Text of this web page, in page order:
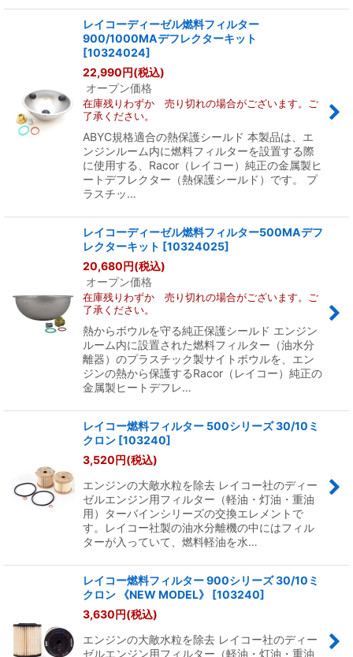
レイコーディーゼル燃料フィルター
900/1000MAデフレクターキット
[10324024]
22,990円(税込)
オープン価格
在庫残りわずか 売り切れの場合がございます。ご
了承ください。
ABYC規格適合の熱保護シールド 本製品は、エ
ンジンルーム内に燃料フィルターを設置する際
に使用する、Racor（レイコー）純正の金属製ヒ
ートデフレクター（熱保護シールド）です。 プ
ラスチッ…
レイコーディーゼル燃料フィルター500MAデフ
レクターキット [10324025]
20,680円(税込)
オープン価格
在庫残りわずか 売り切れの場合がございます。ご
了承ください。
熱からボウルを守る純正保護シールド エンジン
ルーム内に設置された燃料フィルター（油水分
離器）のプラスチック製サイトボウルを、エン
ジンの熱から保護するRacor（レイコー）純正の
金属製ヒートデフレ…
レイコー燃料フィルター 500シリーズ 30/10ミ
クロン [103240]
3,520円(税込)
エンジンの大敵水粒を除去 レイコー社のディー
ゼルエンジン用フィルター（軽油・灯油・重油
用）ターバインシリーズの交換エレメントで
す。レイコー社製の油水分離機の中にはフィル
ターが入っていて、燃料軽油を水…
レイコー燃料フィルター 900シリーズ 30/10ミ
クロン 《NEW MODEL》
[103240]
3,630円(税込)
エンジンの大敵水粒を除去 レイコー社のディー
ゼルエンジン用フィルター（軽油・灯油・重油